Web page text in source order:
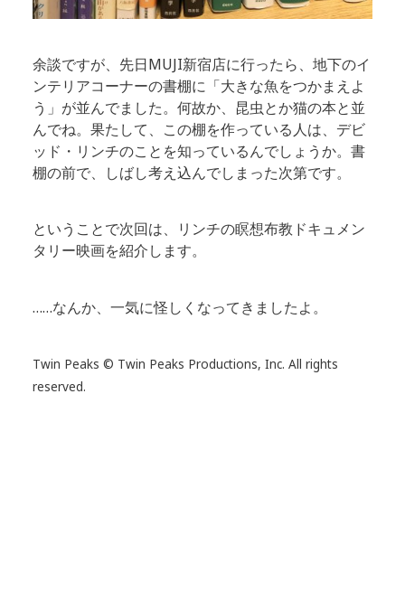
余談ですが、先日MUJI新宿店に行ったら、地下のイ
ンテリアコーナーの書棚に「大きな魚をつかまえよ
う」が並んでました。何故か、昆虫とか猫の本と並
んでね。果たして、この棚を作っている人は、デビ
ッド・リンチのことを知っているんでしょうか。書
棚の前で、しばし考え込んでしまった次第です。
ということで次回は、リンチの瞑想布教ドキュメン
タリー映画を紹介します。
……なんか、一気に怪しくなってきましたよ。
Twin Peaks © Twin Peaks Productions, Inc. All rights
reserved.